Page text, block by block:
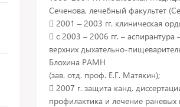
Сеченова, лечебный факультет
 2001 – 2003 гг. клиническая
 с 2003 – 2006 гг. – аспирантура
верхних дыхательно-
Блохина РАМН
(зав. отд. проф. Е.Г. Матякин);
 2007 г. защита канд.
профилактика и лечение